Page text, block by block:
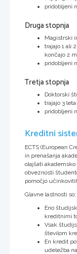
pridobljeni
Druga stopnja
Magistrski
trajajo 1 ali
končajo z
pridobljeni
Tretja stopnja
Doktorski
trajajo 3
pridobljeni
Kreditni
ECTS (European
in prenašanja
olajšati
obveznosti
pomočjo
Glavne lastnosti so:
Eno
kreditnimi
Vsak
številom
En kredit
udeležba